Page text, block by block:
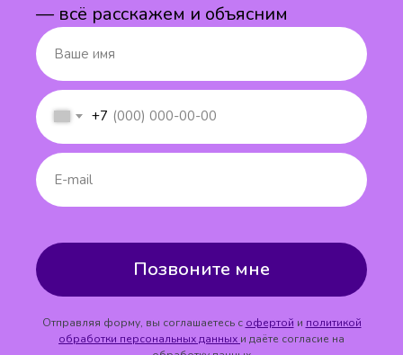
+7
Позвоните мне
— всё расскажем и объясним
Отправляя форму, вы соглашаетесь с офертой и политикой
обработки персональных данных и даёте согласие на